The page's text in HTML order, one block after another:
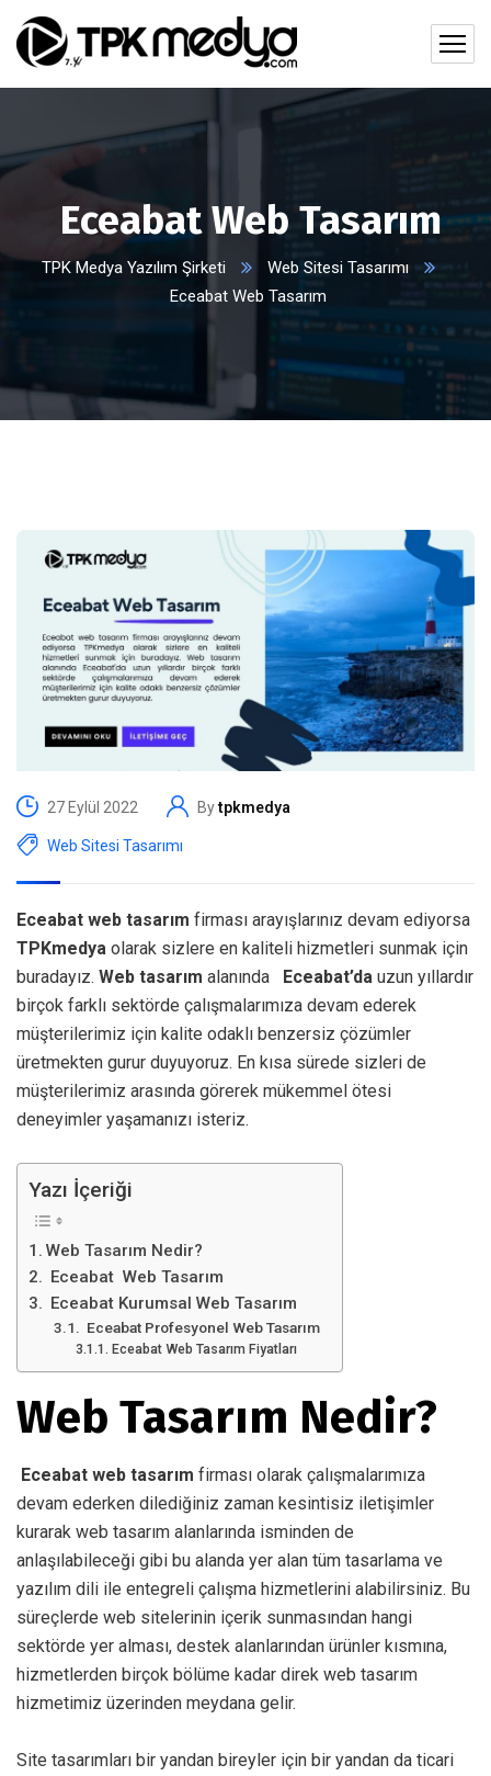
Eceabat Web Tasarım
TPK Medya Yazılım Şirketi
Web Sitesi Tasarımı
Eceabat Web Tasarım
27 Eylül 2022 Bytpkmedya
Web Sitesi Tasarımı
Eceabat web tasarım firması arayışlarınız devam ediyorsa
TPKmedya olarak sizlere en kaliteli hizmetleri sunmak için
buradayız. Web tasarım alanında Eceabat’da uzun yıllardır
birçok farklı sektörde çalışmalarımıza devam ederek
müşterilerimiz için kalite odaklı benzersiz çözümler
üretmekten gurur duyuyoruz. En kısa sürede sizleri de
müşterilerimiz arasında görerek mükemmel ötesi
deneyimler yaşamanızı isteriz.
Yazı İçeriği
Web Tasarım Nedir?
Eceabat Web Tasarım
Eceabat Kurumsal Web Tasarım
Eceabat Profesyonel Web Tasarım
Eceabat Web Tasarım Fiyatları
Web Tasarım Nedir?
Eceabat web tasarım firması olarak çalışmalarımıza
devam ederken dilediğiniz zaman kesintisiz iletişimler
kurarak web tasarım alanlarında isminden de
anlaşılabileceği gibi bu alanda yer alan tüm tasarlama ve
yazılım dili ile entegreli çalışma hizmetlerini alabilirsiniz. Bu
süreçlerde web sitelerinin içerik sunmasından hangi
sektörde yer alması, destek alanlarından ürünler kısmına,
hizmetlerden birçok bölüme kadar direk web tasarım
hizmetimiz üzerinden meydana gelir.
Site tasarımları bir yandan bireyler için bir yandan da ticari